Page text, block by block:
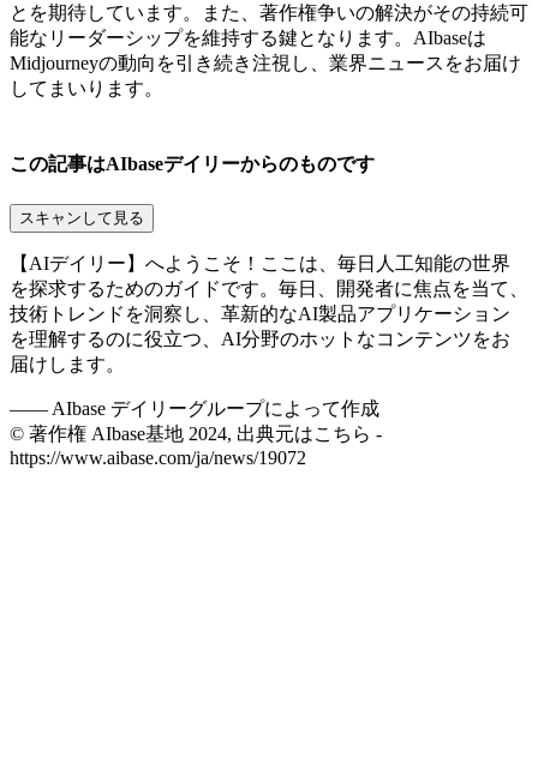
とを期待しています。また、著作権争いの解決がその持続可
能なリーダーシップを維持する鍵となります。AIbaseは
Midjourneyの動向を引き続き注視し、業界ニュースをお届け
してまいります。
この記事はAIbaseデイリーからのものです
スキャンして見る
【AIデイリー】へようこそ！ここは、毎日人工知能の世界
を探求するためのガイドです。毎日、開発者に焦点を当て、
技術トレンドを洞察し、革新的なAI製品アプリケーション
を理解するのに役立つ、AI分野のホットなコンテンツをお
届けします。
—— AIbase デイリーグループによって作成
© 著作権 AIbase基地 2024, 出典元はこちら -
https://www.aibase.com/ja/news/19072